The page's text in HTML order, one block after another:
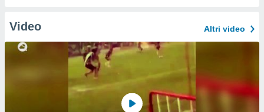
Video Altri video